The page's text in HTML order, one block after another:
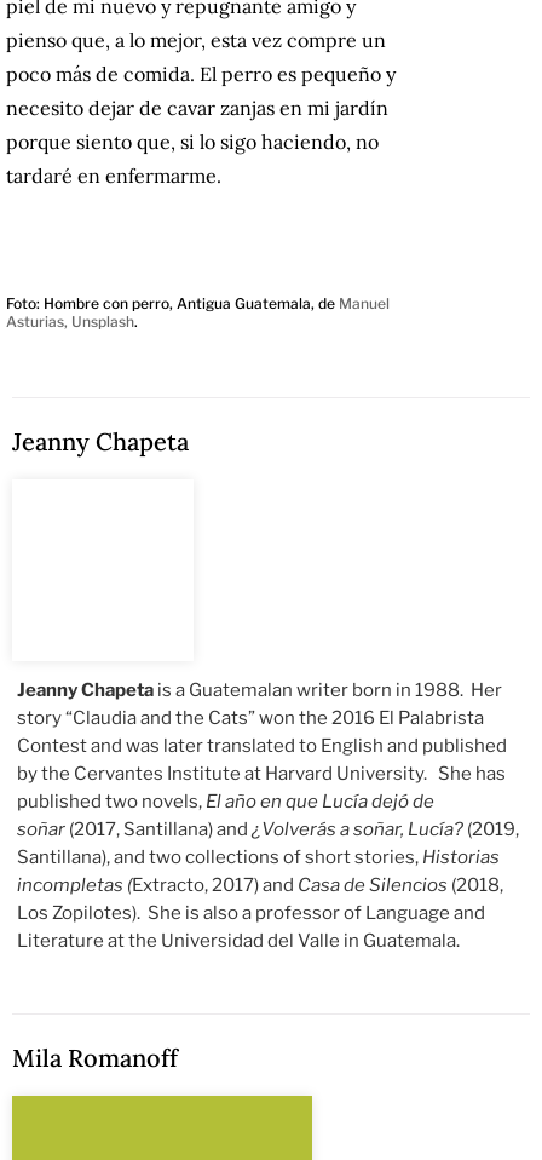
piel de mi nuevo y repugnante amigo y
pienso que, a lo mejor, esta vez compre un
poco más de comida. El perro es pequeño y
necesito dejar de cavar zanjas en mi jardín
porque siento que, si lo sigo haciendo, no
tardaré en enfermarme.
Foto: Hombre con perro, Antigua Guatemala, de Manuel
Asturias, Unsplash.
Jeanny Chapeta
Jeanny Chapeta is a Guatemalan writer born in 1988. Her
story “Claudia and the Cats” won the 2016 El Palabrista
Contest and was later translated to English and published
by the Cervantes Institute at Harvard University. She has
published two novels, El año en que Lucía dejó de
soñar (2017, Santillana) and¿Volverás a soñar, Lucía? (2019,
Santillana), and two collections of short stories, Historias
incompletas (Extracto, 2017) and Casa de Silencios (2018,
Los Zopilotes). She is also a professor of Language and
Literature at the Universidad del Valle in Guatemala.
Mila Romanoff